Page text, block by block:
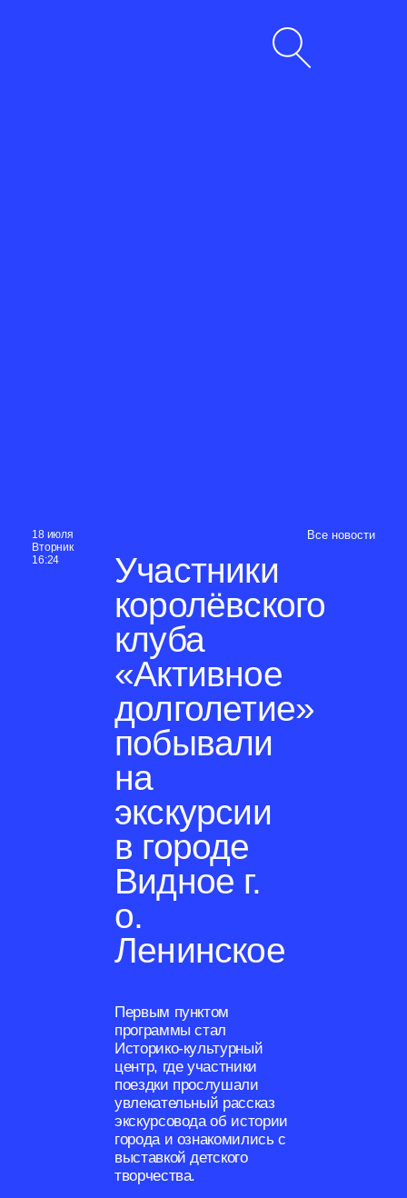
18 июля
Вторник
16:24
Все новости
Участники
королёвского
клуба
«Активное
долголетие»
побывали
на
экскурсии
в городе
Видное г.
о.
Ленинское
Первым пунктом
программы стал
Историко-культурный
центр, где участники
поездки прослушали
увлекательный рассказ
экскурсовода об истории
города и ознакомились с
выставкой детского
творчества.